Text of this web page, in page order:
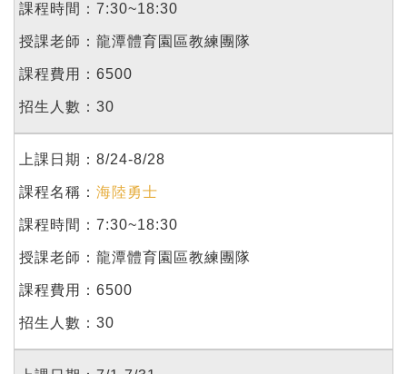
7:30~18:30
龍潭體育園區教練團隊
6500
30
8/24-8/28
海陸勇士
7:30~18:30
龍潭體育園區教練團隊
6500
30